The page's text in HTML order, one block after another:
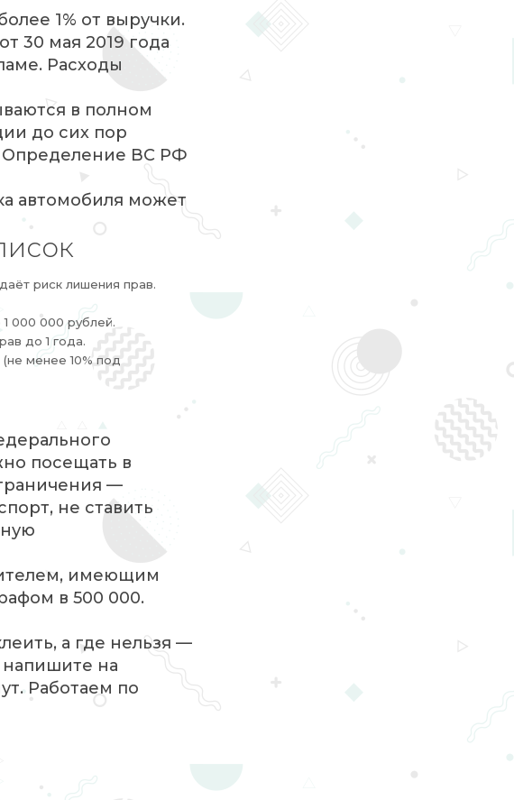
1% от выручки.
30 мая 2019 года
Расходы
в полном
до сих пор
Определение ВС РФ
автомобиля может
риск лишения прав.
000 000 рублей.
до 1 года.
менее 10% под
посещать в
—
не ставить
имеющим
в 500 000.
а где нельзя —
напишите на
Работаем по